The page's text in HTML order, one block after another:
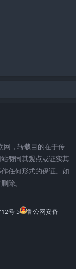
网，转载目的在于传
赞同其观点或证实其
任何形式的保证。如
除。
号-5
鲁公网安备